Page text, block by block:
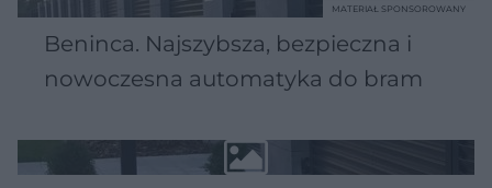
Beninca. Najszybsza, bezpieczna i
nowoczesna automatyka do bram
MATERIAŁ SPONSOROWANY